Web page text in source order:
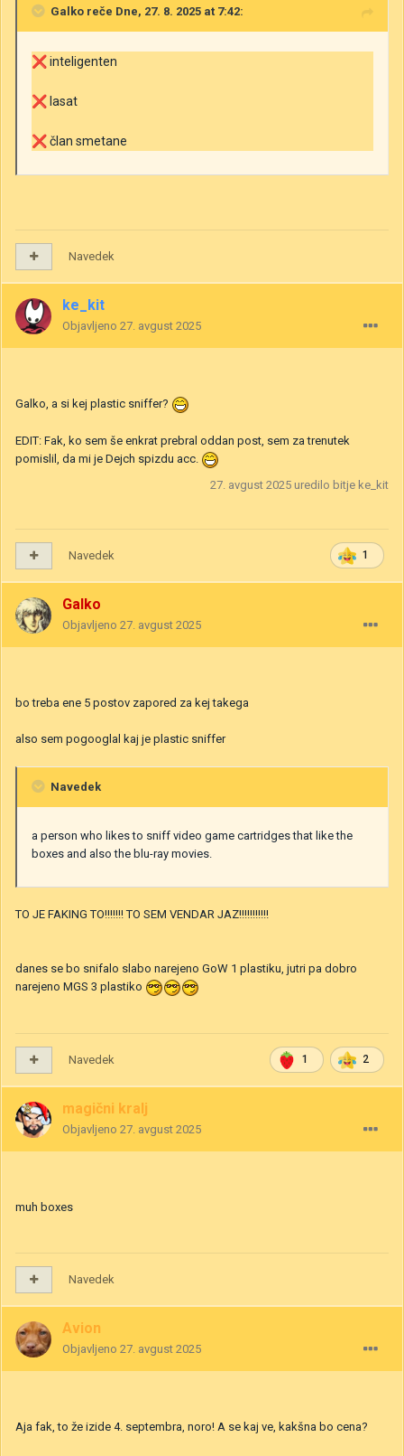
Galko reče Dne, 27. 8. 2025 at 7:42:
❌inteligenten
❌ lasat
❌član smetane
Navedek
ke_kit
Objavljeno 27. avgust 2025
Galko, a si kej plastic sniffer?
EDIT: Fak, ko sem še enkrat prebral oddan post, sem za trenutek
pomislil, da mi je Dejch spizdu acc.
27. avgust 2025 uredilo bitje ke_kit
1
Navedek
Galko
Objavljeno 27. avgust 2025
bo treba ene 5 postov zapored za kej takega
also sem pogooglal kaj je plastic sniffer
Navedek
a person who likes to sniff video game cartridges that like the
boxes and also the blu-ray movies.
TO JE FAKING TO!!!!!!! TO SEM VENDAR JAZ!!!!!!!!!!!
danes se bo snifalo slabo narejeno GoW 1 plastiku, jutri pa dobro
narejeno MGS 3 plastiko
1 2
Navedek
magični kralj
Objavljeno 27. avgust 2025
muh boxes
Navedek
Avion
Objavljeno 27. avgust 2025
Aja fak, to že izide 4. septembra, noro! A se kaj ve, kakšna bo cena?